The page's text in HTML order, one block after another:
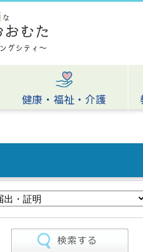
健康・福祉・介護